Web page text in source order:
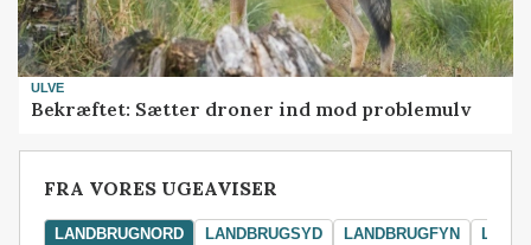
ULVE
Bekræftet: Sætter droner ind mod problemulv
FRA VORES UGEAVISER
LANDBRUGNORD LANDBRUGSYD LANDBRUGFYN